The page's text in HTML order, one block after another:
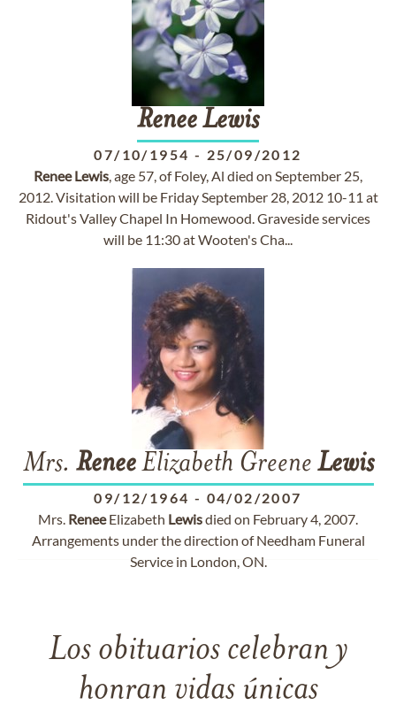
ReneeLewis
07/10/1954 - 25/09/2012
Renee Lewis, age 57, of Foley, Al died on September 25,
2012. Visitation will be Friday September 28, 2012 10-11 at
Ridout's Valley Chapel In Homewood. Graveside services
will be 11:30 at Wooten's Cha...
Mrs. ReneeElizabeth Greene Lewis
09/12/1964 - 04/02/2007
Mrs. ReneeElizabeth Lewisdied on February 4, 2007.
Arrangements under the direction of Needham Funeral
Service in London, ON.
Los obituarios celebran y
honran vidas únicas